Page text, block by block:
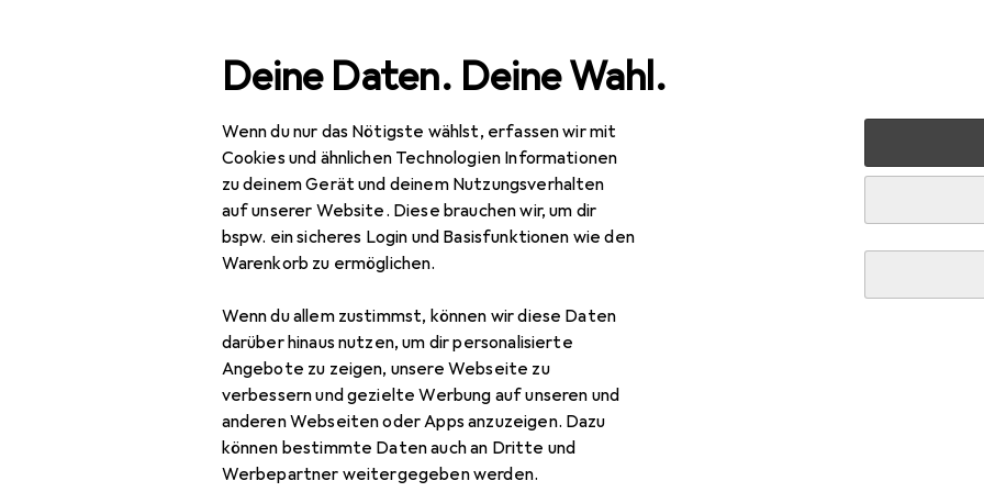
Deine Daten. Deine Wahl.
Wenn du nur das Nötigste wählst, erfassen wir mit
Cookies und ähnlichen Technologien Informationen
zu deinem Gerät und deinem Nutzungsverhalten
auf unserer Website. Diese brauchen wir, um dir
bspw. ein sicheres Login und Basisfunktionen wie den
Warenkorb zu ermöglichen.
Wenn du allem zustimmst, können wir diese Daten
darüber hinaus nutzen, um dir personalisierte
Angebote zu zeigen, unsere Webseite zu
verbessern und gezielte Werbung auf unseren und
anderen Webseiten oder Apps anzuzeigen. Dazu
können bestimmte Daten auch an Dritte und
Werbepartner weitergegeben werden.
Navigation nach KategorienIT + Multimedia Smartphones + Tablets Smartphone Zubehör